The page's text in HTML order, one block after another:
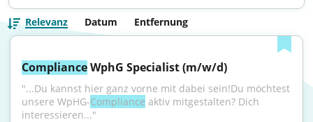
Relevanz Datum Entfernung
Compliance WphG Specialist (m/w/d)
"...Du kannst hier ganz vorne mit dabei sein!Du möchtest
unsere WpHG-Compliance aktiv mitgestalten? Dich
interessieren..."